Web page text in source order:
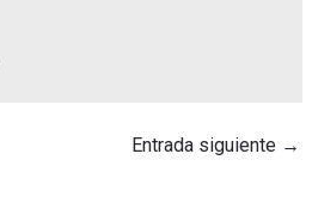
Entrada siguiente →